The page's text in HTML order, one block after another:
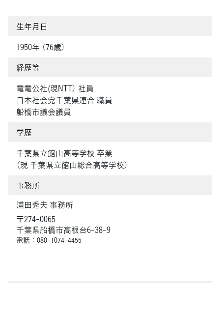
生年月日
1950年 （76歳）
経歴等
電電公社(現NTT） 社員
日本社会党千葉県連合 職員
船橋市議会議員
学歴
千葉県立館山高等学校 卒業
（現 千葉県立館山総合高等学校）
事務所
浦田秀夫 事務所
〒274-0065
千葉県船橋市高根台6-38-9
電話：080-1074-4455